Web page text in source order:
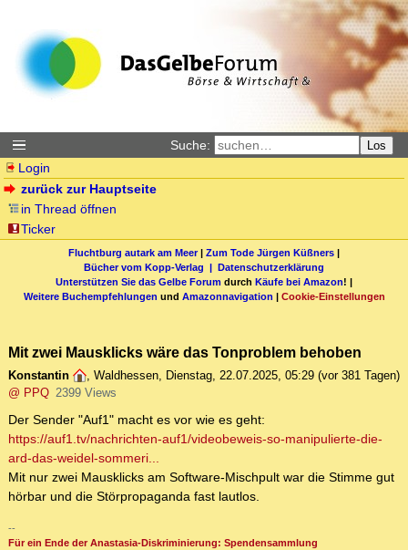
Suche: Los
Login
zurück zur Hauptseite
in Thread öffnen
Ticker
Fluchtburg autark am Meer| Zum Tode Jürgen Küßners |
Bücher vom Kopp-Verlag | Datenschutzerklärung
Unterstützen Sie das Gelbe Forum durch Käufe bei Amazon! |
Weitere Buchempfehlungen und Amazonnavigation | Cookie-Einstellungen
Mit zwei Mausklicks wäre das Tonproblem behoben
Konstantin , Waldhessen, Dienstag, 22.07.2025, 05:29 (vor 381 Tagen)
@ PPQ 2399 Views
Der Sender "Auf1" macht es vor wie es geht:
https://auf1.tv/nachrichten-auf1/videobeweis-so-manipulierte-die-
ard-das-weidel-sommeri...
Mit nur zwei Mausklicks am Software-Mischpult war die Stimme gut
hörbar und die Störpropaganda fast lautlos.
--
Für ein Ende der Anastasia-Diskriminierung: Spendensammlung